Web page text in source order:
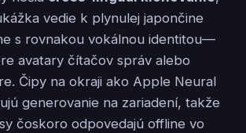
vedie k plynulej japončine
s rovnakou vokálnou identitou—
avatary čítačov správ alebo
Čipy na okraji ako Apple Neural
generovanie na zariadení, takže
čoskoro odpovedajú offline vo